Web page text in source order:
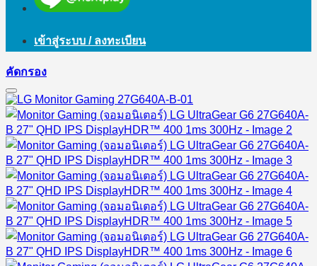
เข้าสู่ระบบ / ลงทะเบียน
คัดกรอง